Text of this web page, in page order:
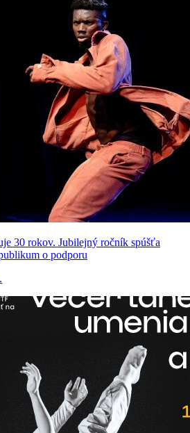
30 rokov. Jubilejný ročník spúšťa
o podporu